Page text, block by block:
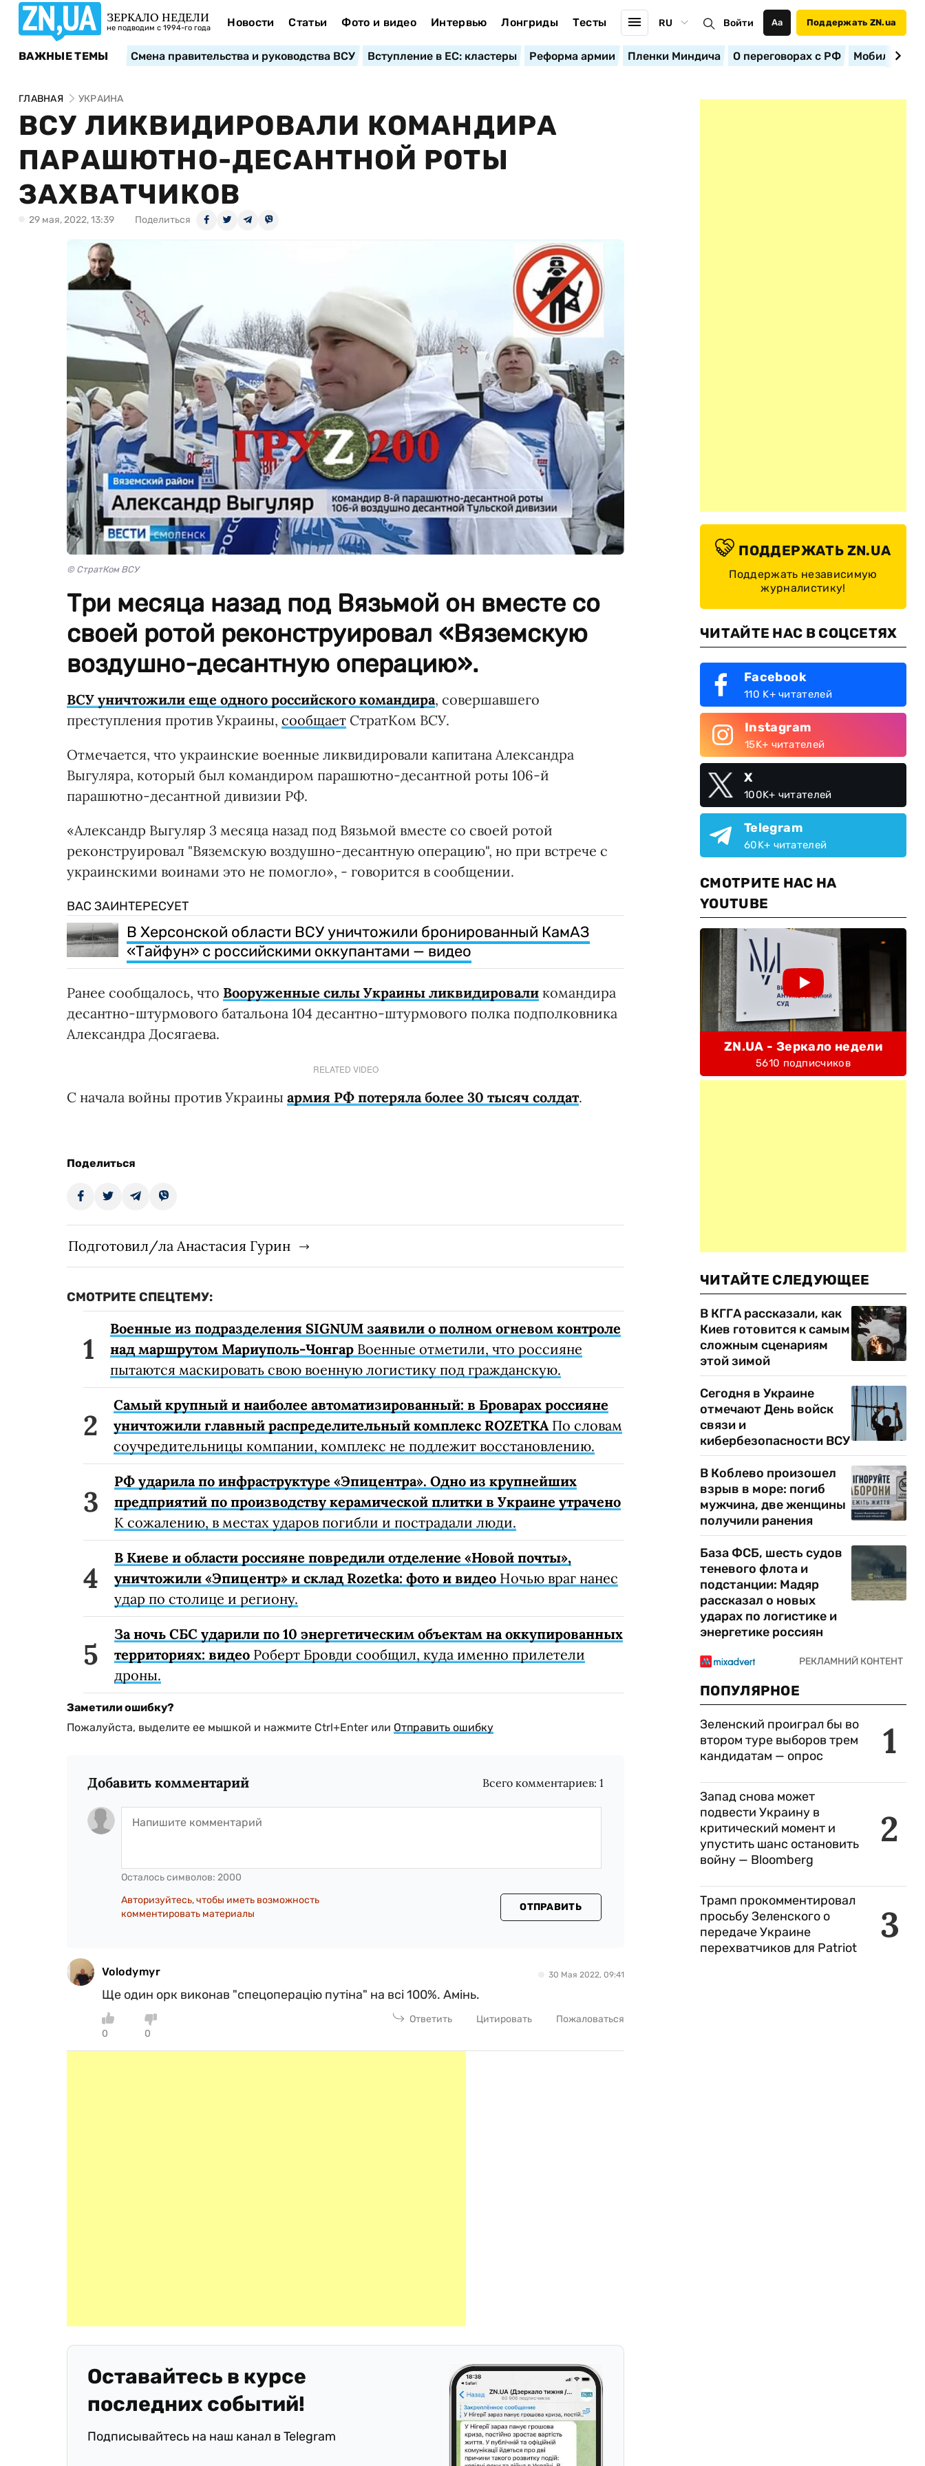
ЗЕРКАЛО НЕДЕЛИ
не подводим с 1994-го года Новости Статьи Фото и видео Интервью Лонгриды Тесты RU Войти Аа Поддержать ZN.ua
ВАЖНЫЕ ТЕМЫ Смена правительства и руководства ВСУ Вступление в ЕС: кластеры Реформа армии Пленки Миндича О переговорах с РФ
ГЛАВНАЯ УКРАИНА
ВСУ ЛИКВИДИРОВАЛИ КОМАНДИРА
ПАРАШЮТНО-ДЕСАНТНОЙ РОТЫ
ЗАХВАТЧИКОВ
29 мая, 2022, 13:39 Поделиться
© СтратКом ВСУ
Три месяца назад под Вязьмой он вместе со
своей ротой реконструировал «Вяземскую
воздушно-десантную операцию».
ВСУ уничтожили еще одного российского командира, совершавшего
преступления против Украины, сообщает СтратКом ВСУ.
Отмечается, что украинские военные ликвидировали капитана Александра
Выгуляра, который был командиром парашютно-десантной роты 106-й
парашютно-десантной дивизии РФ.
«Александр Выгуляр 3 месяца назад под Вязьмой вместе со своей ротой
реконструировал "Вяземскую воздушно-десантную операцию", но при встрече с
украинскими воинами это не помогло», - говорится в сообщении.
ВАС ЗАИНТЕРЕСУЕТ
В Херсонской области ВСУ уничтожили бронированный КамАЗ
«Тайфун» с российскими оккупантами — видео
Ранее сообщалось, что Вооруженные силы Украины ликвидировали командира
десантно-штурмового батальона 104 десантно-штурмового полка подполковника
Александра Досягаева.
RELATED VIDEO
С начала войны против Украины армия РФ потеряла более 30 тысяч солдат.
Поделиться
Подготовил/ла Анастасия Гурин
СМОТРИТЕ СПЕЦТЕМУ:
Военные из подразделения SIGNUM заявили о полном огневом контроле
над маршрутом Мариуполь-Чонгар Военные отметили, что россияне
пытаются маскировать свою военную логистику под гражданскую.
Самый крупный и наиболее автоматизированный: в Броварах россияне
уничтожили главный распределительный комплекс ROZETKAПо словам
соучредительницы компании, комплекс не подлежит восстановлению.
РФ ударила по инфраструктуре «Эпицентра». Одно из крупнейших
предприятий по производству керамической плитки в Украине утрачено
К сожалению, в местах ударов погибли и пострадали люди.
В Киеве и области россияне повредили отделение «Новой почты»,
уничтожили «Эпицентр» и склад Rozetka: фото и видео Ночью враг нанес
удар по столице и региону.
За ночь СБС ударили по 10 энергетическим объектам на оккупированных
территориях: видео Роберт Бровди сообщил, куда именно прилетели
дроны.
Заметили ошибку?
Пожалуйста, выделите ее мышкой и нажмите Ctrl+Enter или Отправить ошибку
Добавить комментарий Всего комментариев:1
Осталось символов: 2000
Авторизуйтесь, чтобы иметь возможность
комментировать материалы
ОТПРАВИТЬ
Volodymyr 30 Мая 2022, 09:41
Ще один орк виконав "спецоперацію путіна" на всі 100%. Амінь.
0 0
Ответить Цитировать Пожаловаться
Оставайтесь в курсе
последних событий!
Подписывайтесь на наш канал в Telegram
ПОДДЕРЖАТЬ ZN.UA
Поддержать независимую
журналистику!
ЧИТАЙТЕ НАС В СОЦСЕТЯХ
Facebook
110 K+ читателей
Instagram
15K+ читателей
X
100K+ читателей
Telegram
60K+ читателей
СМОТРИТЕ НАС НА
YOUTUBE
ZN.UA - Зеркало недели
5610 подписчиков
ЧИТАЙТЕ СЛЕДУЮЩЕЕ
В КГГА рассказали, как
Киев готовится к самым
сложным сценариям
этой зимой
Сегодня в Украине
отмечают День войск
связи и
кибербезопасности ВСУ
В Коблево произошел
взрыв в море: погиб
мужчина, две женщины
получили ранения
База ФСБ, шесть судов
теневого флота и
подстанции: Мадяр
рассказал о новых
ударах по логистике и
энергетике россиян
ПОПУЛЯРНОЕ
1
Зеленский проиграл бы во
втором туре выборов трем
кандидатам — опрос
2
Запад снова может
подвести Украину в
критический момент и
упустить шанс остановить
войну — Bloomberg
3
Трамп прокомментировал
просьбу Зеленского о
передаче Украине
перехватчиков для Patriot